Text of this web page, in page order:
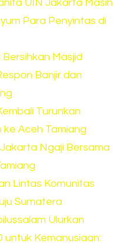
UIN Jakarta Masih
Para Penyintas di
Masjid
Banjir dan
Turunkan
ke Aceh Tamiang
Ngaji Bersama
Lintas Komunitas
Sumatera
Ulurkan
untuk Kemanusiaan: